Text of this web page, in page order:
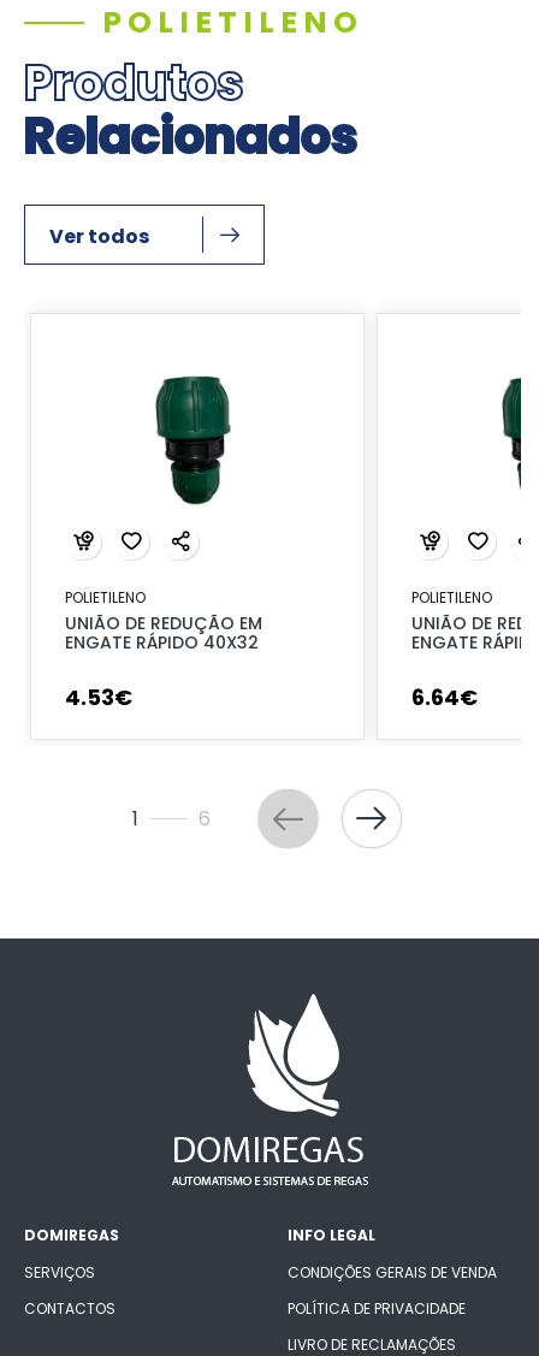
POLIETILENO
Produtos
Relacionados
Ver todos
POLIETILENO
UNIÃO DE REDUÇÃO EM
ENGATE RÁPIDO 40X32
4.53€
POLIETILENO
UNIÃO DE
ENGATE
6.64€
1 6
DOMIREGAS
SERVIÇOS
CONTACTOS
INFO LEGAL
CONDIÇÕES GERAIS DE VENDA
POLÍTICA DE PRIVACIDADE
LIVRO DE RECLAMAÇÕES